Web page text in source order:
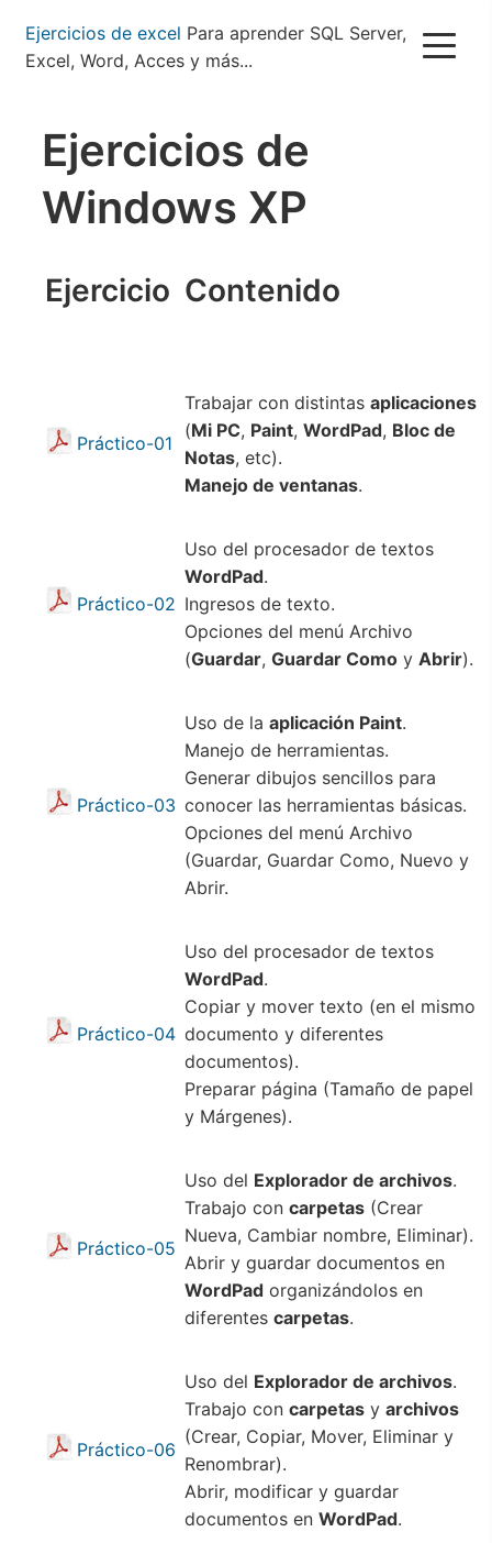
Pasar
contenido
Ejercicios de excel Para aprender SQL Server,
Excel, Word, Acces y más...
Ejercicios de
Windows XP
Ejercicio Contenido
Práctico-01
Trabajar con distintas aplicaciones
(Mi PC, Paint, WordPad, Bloc de
Notas, etc).
Manejo de ventanas.
Práctico-02
Uso del procesador de textos
WordPad.
Ingresos de texto.
Opciones del menú Archivo
(Guardar, Guardar Como y Abrir).
Práctico-03
Uso de la aplicación Paint.
Manejo de herramientas.
Generar dibujos sencillos para
conocer las herramientas básicas.
Opciones del menú Archivo
(Guardar, Guardar Como, Nuevo y
Abrir.
Práctico-04
Uso del procesador de textos
WordPad.
Copiar y mover texto (en el mismo
documento y diferentes
documentos).
Preparar página (Tamaño de papel
y Márgenes).
Práctico-05
Uso del Explorador de archivos.
Trabajo con carpetas (Crear
Nueva, Cambiar nombre, Eliminar).
Abrir y guardar documentos en
WordPad organizándolos en
diferentes carpetas.
Práctico-06
Uso del Explorador de archivos.
Trabajo con carpetas y archivos
(Crear, Copiar, Mover, Eliminar y
Renombrar).
Abrir, modificar y guardar
documentos en WordPad.